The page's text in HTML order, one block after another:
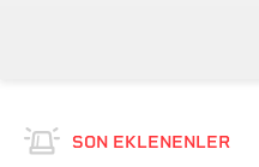
SON EKLENENLER